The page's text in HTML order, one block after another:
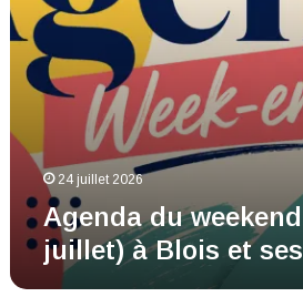
ses
alentours
24 juillet 2026
Agenda du
juillet) à Blois et